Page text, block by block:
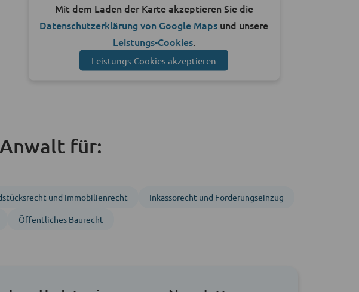
Mit dem Laden der Karte akzeptieren Sie die
Datenschutzerklärung von Google Maps und unsere
Leistungs-Cookies.
Leistungs-Cookies akzeptieren
für:
und Immobilien­recht Inkasso­recht und Forderungs­einzug
Öffentliches Baurecht